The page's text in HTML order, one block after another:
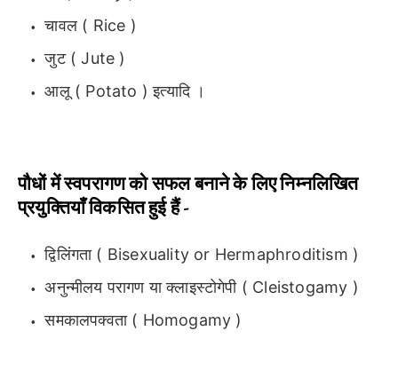
चावल ( Rice )
जुट ( Jute )
आलू ( Potato ) इत्यादि ।
पौधों में स्वपरागण को सफल बनाने के लिए निम्नलिखित
प्रयुक्तियाँ विकसित हुई हैं -
द्विलिंगता ( Bisexuality or Hermaphroditism )
अनुन्मीलय परागण या क्लाइस्टोगेपी ( Cleistogamy )
समकालपक्वता ( Homogamy )